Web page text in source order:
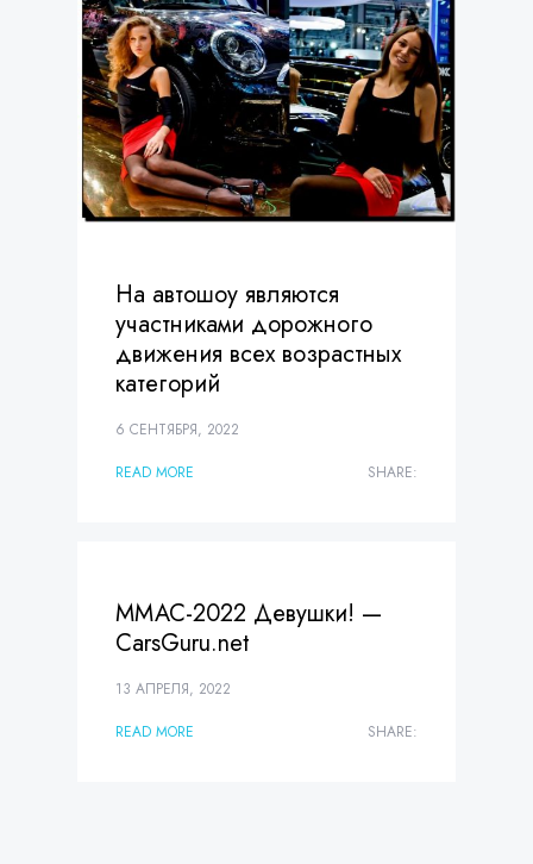
На автошоу являются
участниками дорожного
движения всех возрастных
категорий
6 СЕНТЯБРЯ, 2022
READ MORE
SHARE:
ММАС-2022 Девушки! —
CarsGuru.net
13 АПРЕЛЯ, 2022
READ MORE
SHARE: